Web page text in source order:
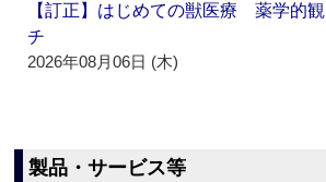
【訂正】はじめての獣医療 薬学的
チ
2026年08月06日 (木)
製品・サービス等